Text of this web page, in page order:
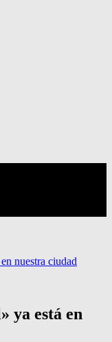
nuestra ciudad
ya está en